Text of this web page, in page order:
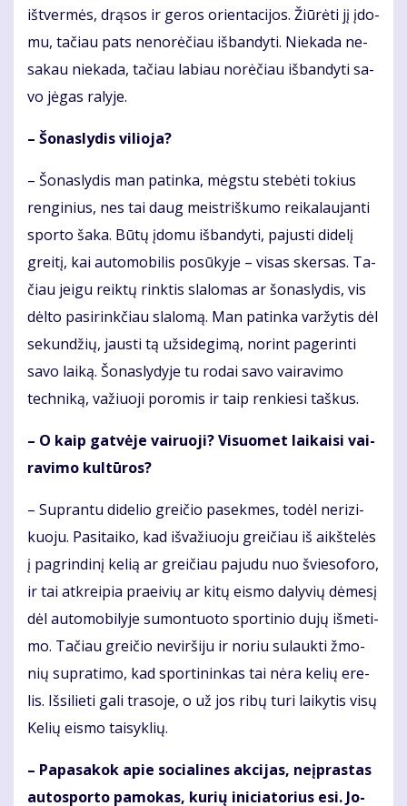
iš­tver­mės, drą­sos ir ge­ros orien­ta­ci­jos. Žiū­rė­ti jį įdo­
mu, ta­čiau pats ne­no­rė­čiau iš­ban­dy­ti. Nie­ka­da ne­
sa­kau nie­ka­da, ta­čiau la­biau no­rė­čiau iš­ban­dy­ti sa­
vo jė­gas ra­ly­je.
– Šo­nas­ly­dis vi­lio­ja?
– Šo­nas­ly­dis man pa­tin­ka, mėgs­tu ste­bė­ti to­kius
ren­gi­nius, nes tai daug meist­riš­ku­mo rei­ka­lau­jan­ti
spor­to ša­ka. Bū­tų įdo­mu iš­ban­dy­ti, pa­jus­ti di­de­lį
grei­tį, kai au­to­mo­bi­lis po­sū­ky­je – vi­sas sker­sas. Ta­
čiau jei­gu reik­tų rink­tis sla­lo­mas ar šo­nas­ly­dis, vis
dėl­to pa­si­rink­čiau sla­lo­mą. Man pa­tin­ka var­žy­tis dėl
se­kun­džių, jaus­ti tą už­si­de­gi­mą, no­rint pa­ge­rin­ti
sa­vo lai­ką. Šo­nas­ly­dy­je tu ro­dai sa­vo vai­ra­vi­mo
tech­ni­ką, va­žiuo­ji po­ro­mis ir taip ren­kie­si taš­kus.
– O kaip gat­vė­je vai­ruo­ji? Vi­suo­met lai­kai­si vai­
ra­vi­mo kul­tū­ros?
– Su­pran­tu di­de­lio grei­čio pa­sek­mes, to­dėl ne­ri­zi­
kuo­ju. Pa­si­tai­ko, kad iš­va­žiuo­ju grei­čiau iš aikš­te­lės
į pa­grin­di­nį ke­lią ar grei­čiau pa­ju­du nuo švie­so­fo­ro,
ir tai at­krei­pia pra­ei­vių ar ki­tų eis­mo da­ly­vių dė­me­sį
dėl au­to­mo­bi­ly­je su­mon­tuo­to spor­ti­nio du­jų iš­me­ti­
mo. Ta­čiau grei­čio ne­vir­ši­ju ir no­riu su­lauk­ti žmo­
nių su­pra­ti­mo, kad spor­ti­nin­kas tai nė­ra ke­lių ere­
lis. Iš­si­lie­ti ga­li tra­so­je, o už jos ri­bų tu­ri lai­ky­tis vi­sų
Ke­lių eis­mo tai­syk­lių.
– Pa­pa­sa­kok apie so­cia­li­nes ak­ci­jas, ne­įpras­tas
au­to­spor­to pa­mo­kas, ku­rių ini­cia­to­rius esi. Jo­